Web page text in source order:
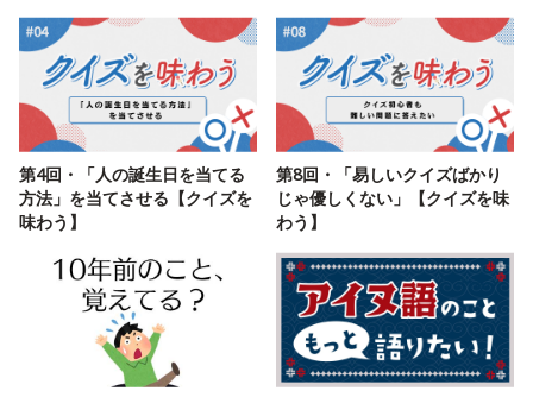
第4回・「人の誕生日を当てる
方法」を当てさせる【クイズを
味わう】
第8回・「易しいクイズばかり
じゃ優しくない」【クイズを味
わう】